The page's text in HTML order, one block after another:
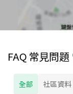
FAQ 常見問題
全部 社區資料